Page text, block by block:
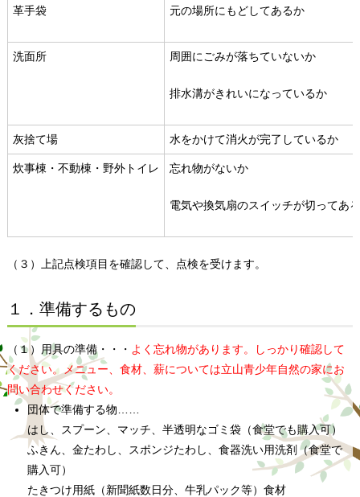
革手袋 元の場所にもどしてあるか
洗面所 周囲にごみが落ちていないか
排水溝がきれいになっているか
灰捨て場 水をかけて消火が完了しているか
炊事棟・不動棟・野外トイレ 忘れ物がないか
電気や換気扇のスイッチが切ってあ
（３）上記点検項目を確認して、点検を受けます。
１．準備するもの
（１）用具の準備・・・ よく忘れ物があります。しっかり確認して
ください。メニュー、食材、薪については立山青少年自然の家にお
問い合わせください。
団体で準備する物……
はし、スプーン、マッチ、半透明なゴミ袋（食堂でも購入可）
ふきん、金たわし、スポンジたわし、食器洗い用洗剤（食堂で
購入可）
たきつけ用紙（新聞紙数日分、牛乳パック等）食材